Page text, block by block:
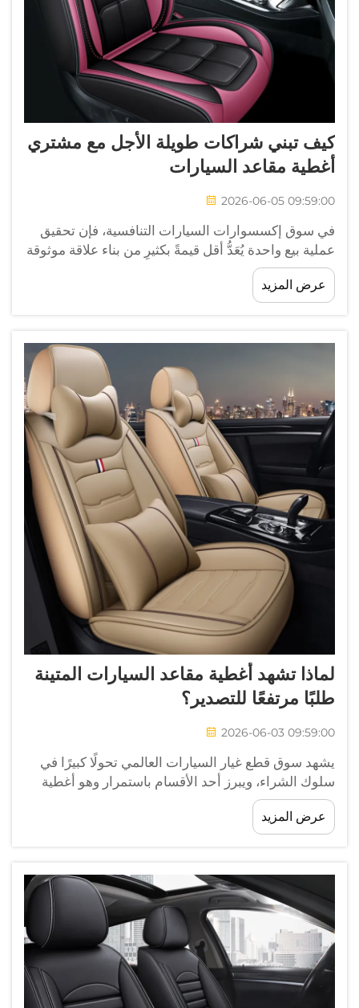
كيف تبني شراكات طويلة الأجل مع مشتري
أغطية مقاعد السيارات
2026-06-05 09:59:00
في سوق إكسسوارات السيارات التنافسية، فإن تحقيق
عملية بيع واحدة يُعَدُّ أقل قيمةً بكثيرٍ من بناء علاقة موثوقة
مع عميل يكرر الشراء. وللمورِّدين والشركات المصنِّعة
العاملة في قطاع أغطية مقاعد السيارات، تكمن الفروق
بين...
عرض المزيد
لماذا تشهد أغطية مقاعد السيارات المتينة
طلبًا مرتفعًا للتصدير؟
2026-06-03 09:59:00
يشهد سوق قطع غيار السيارات العالمي تحولًا كبيرًا في
سلوك الشراء، ويبرز أحد الأقسام باستمرار وهو أغطية
مقاعد السيارات. وفي الأسواق المُوجَّهة نحو التصدير،
يبحث الجملة والموزعون والتجار عبر الحدود
الإلكترونيون...
عرض المزيد